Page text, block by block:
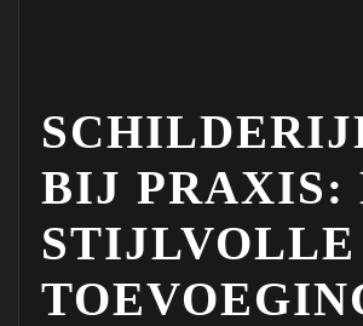
BIJ PRAXIS:
STIJLVOLLE